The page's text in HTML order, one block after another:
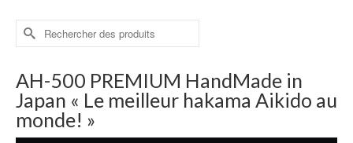
Rechercher :
AH-500 PREMIUM HandMade in
Japan « Le meilleur hakama Aikido au
monde! »